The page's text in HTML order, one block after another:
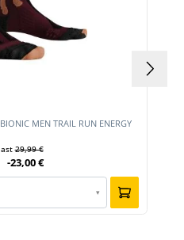
MEN TRAIL RUN ENERGY
29,99 €
-23,00 €
▾